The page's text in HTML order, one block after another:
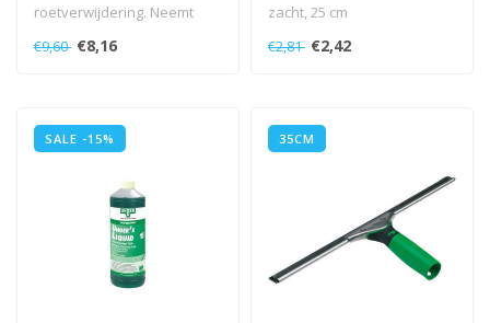
roetverwijdering. Neemt
stof droog op.
€9,60 €8,16
zacht, 25 cm
€2,81 €2,42
SALE -15% 35CM